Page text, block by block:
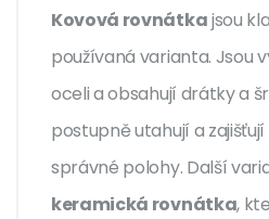
Kovová rovnátkajsou
používaná varianta. Jsou
oceli a obsahují drátky a
postupně utahují a
správné polohy. Další
keramická rovnátka,